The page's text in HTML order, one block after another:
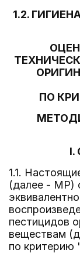
1.2.
ПО
I.
1.1.
(далее - МР)
пестицидов
веществам
по критерию